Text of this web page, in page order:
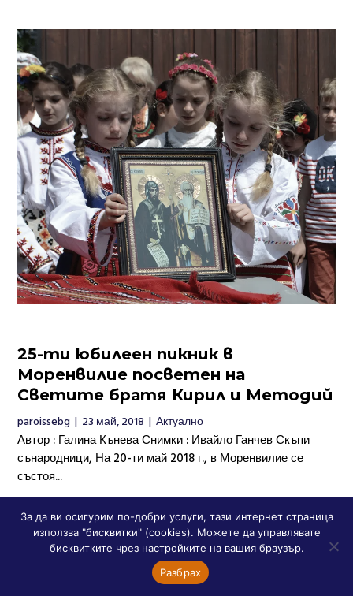
25-ти юбилеен пикник в
Моренвилие посветен на
Светите братя Кирил и Методий
paroissebg | 23 май, 2018 | Актуално
Автор : Галина Кънева Снимки : Ивайло Ганчев Скъпи
сънародници, На 20-ти май 2018 г., в Моренвилие се
състоя...
ПРОЧЕТИ ПОВЕЧЕ
За да ви осигурим по-добри услуги, тази интернет страница
използва "бисквитки" (cookies). Можете да управлявате
бисквитките чрез настройките на вашия браузър.
Разбрах